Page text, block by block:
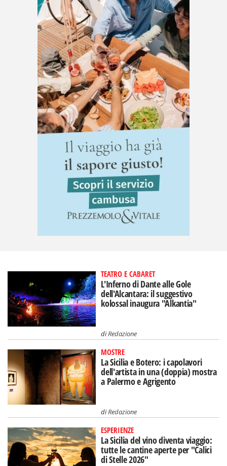
TEATRO E CABARET
L'Inferno di Dante alle Gole
dell'Alcantara: il suggestivo
kolossal inaugura "Alkantia"
diRedazione
MOSTRE
La Sicilia e Botero: i capolavori
dell'artista in una (doppia) mostra
a Palermo e Agrigento
diRedazione
ESPERIENZE
La Sicilia del vino diventa viaggio:
tutte le cantine aperte per "Calici
di Stelle 2026"